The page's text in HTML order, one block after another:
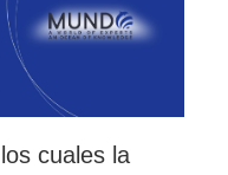
cuales la